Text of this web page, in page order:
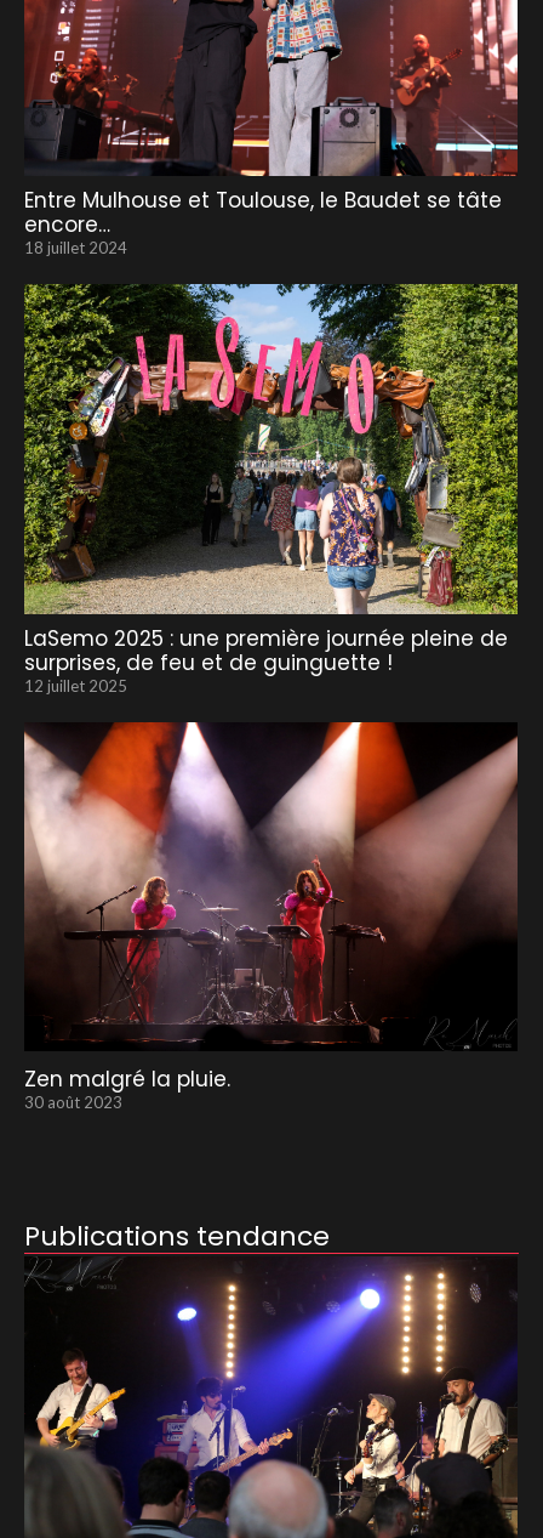
Entre Mulhouse et Toulouse, le Baudet se tâte
encore…
18 juillet 2024
LaSemo 2025 : une première journée pleine de
surprises, de feu et de guinguette !
12 juillet 2025
Zen malgré la pluie.
30 août 2023
Publications tendance